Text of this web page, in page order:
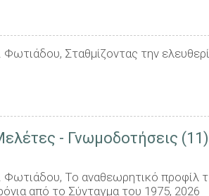
Φωτιάδου, Σταθμίζοντας την
- Γνωμοδοτήσεις (11)
Φωτιάδου, Το αναθεωρητικό προφίλ
από το Σύνταγμα του 1975, 2026